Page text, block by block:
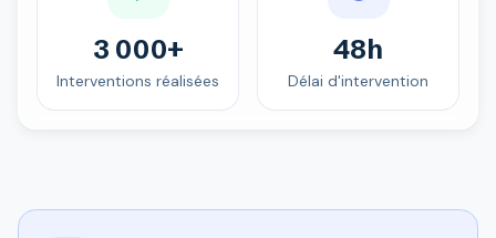
3 000+
Interventions réalisées
48h
Délai d'intervention